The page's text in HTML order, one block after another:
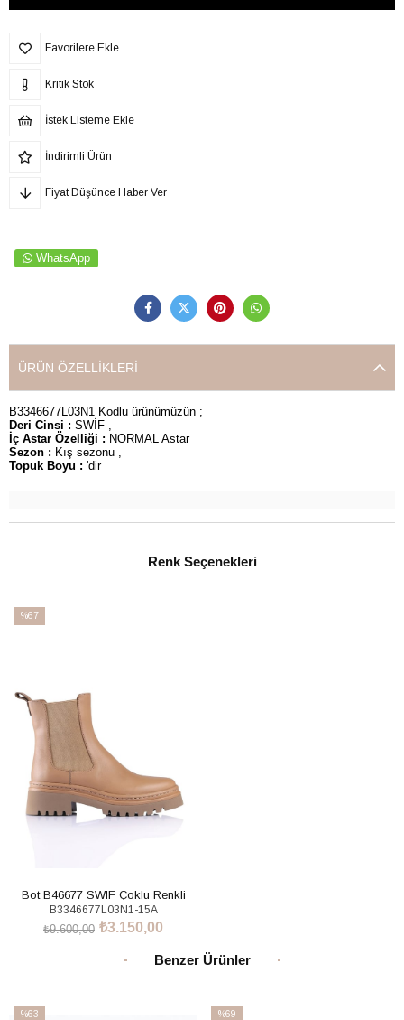
Favorilere Ekle
Kritik Stok
İstek Listeme Ekle
İndirimli Ürün
Fiyat Düşünce Haber Ver
WhatsApp
ÜRÜN ÖZELLIKLERI
B3346677L03N1 Kodlu ürünümüzün ;
Deri Cinsi : SWİF ,
İç Astar Özelliği : NORMAL Astar
Sezon : Kış sezonu ,
Topuk Boyu : 'dir
Renk Seçenekleri
%67
Bot B46677 SWIF Çoklu Renkli
B3346677L03N1-15A
₺3.150,00
₺9.600,00
Benzer Ürünler
%63
%69